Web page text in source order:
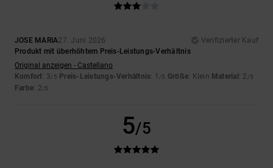
JOSE MARIA27. Juni 2026
Verifizierter Kauf
Produkt mit überhöhtem Preis-Leistungs-Verhältnis
Original anzeigen - Castellano
Komfort: 3/5 Preis-Leistungs-Verhältnis: 1 /5 Größe: Klein Material: 2 /5
Farbe: 2/5
5/5